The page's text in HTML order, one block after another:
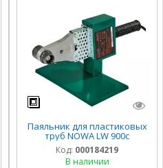
Паяльник для пластиковых
труб NOWA LW 900c
Код: 000184219
В наличии